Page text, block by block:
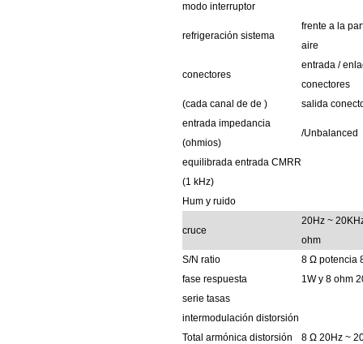
modo interruptor
refrigeración sistema
frente a la
aire
conectores
entrada /
conectores
(cada canal de de ) salida
entrada impedancia
(ohmios)
/Unbalanced
equilibrada entrada CMRR
(1 kHz)
Hum y ruido
cruce
20Hz ~
ohm
S/N ratio 8 Ω potencia
fase respuesta 1W y 8 ohm
serie tasas
intermodulación distorsión
Total armónica distorsión 8 Ω 20Hz ~